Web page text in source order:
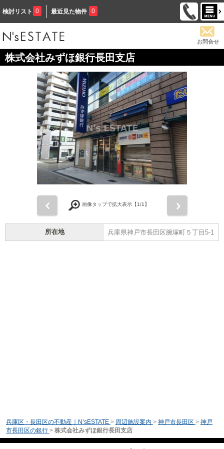
検討リスト 0 最近見た物件 0
お問合せ
株式会社みずほ銀行長田支店
画像タップで拡大表示【1/1】
所在地 兵庫県神戸市長田区腕塚町５丁目5-1
兵庫区・長田区の不動産｜N’sESTATE > 周辺施設案内 > 神戸市長田区 > 神戸
市長田区の銀行 > 株式会社みずほ銀行長田支店